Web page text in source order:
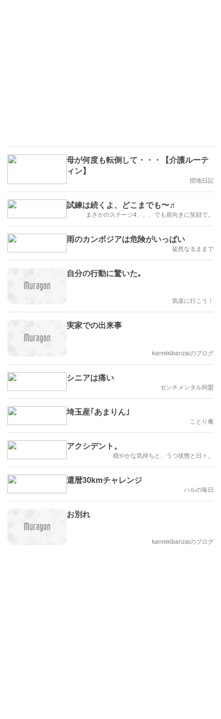
母が何度も転倒して・・・【介護ルーテ
ィン】
団地日記
試練は続くよ、どこまでも〜♬
まさかのステージ4、、、でも前向きに笑顔で。
雨のカンボジアは危険がいっぱい
徒然なるままで
自分の行動に驚いた｡
気楽に行こう！
実家での出来事
kanrekibanzaiのブログ
シニアは痛い
センチメンタル同盟
埼玉産｢あまりん｣
ことり庵
アクシデント。
穏やかな気持ちと、うつ状態と日々。
還暦30kmチャレンジ
ハルの毎日
お別れ
kanrekibanzaiのブログ